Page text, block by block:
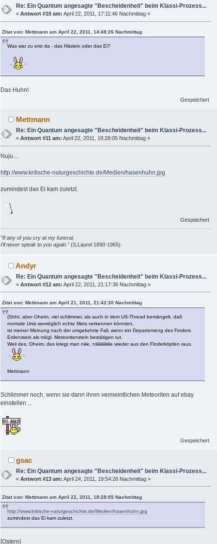
Re: Ein Quantum angesagte "Bescheidenheit" beim Klassi-Prozess...
«Antwort #10 am: April 22, 2011, 17:11:46 Nachmittag »
Zitat von: Mettmann am April 22, 2011, 14:48:26 Nachmittag
Was war zu erst da - das Häslein oder das Ei?
Das Huhn!
Gespeichert
Mettmann
Re: Ein Quantum angesagte "Bescheidenheit" beim Klassi-Prozess...
«Antwort #11 am: April 22, 2011, 18:28:05 Nachmittag »
Nuju....
http://www.kritische-naturgeschichte.de/Medien/hasenhuhn.jpg
zumindest das Ei kam zuletzt.
Gespeichert
"If any of you cry at my funeral,
I'll never speak to you again."(S.Laurel 1890-1965)
Andyr
Re: Ein Quantum angesagte "Bescheidenheit" beim Klassi-Prozess...
«Antwort #12 am: April 22, 2011, 21:17:36 Nachmittag »
Zitat von: Mettmann am April 21, 2011, 21:42:30 Nachmittag
(Shht, aber Oheim, viel schlimmer, als auch in dem US-Thread bemängelt, daß
normale Unis womöglich echte Mets verkennen könnten,
ist meiner Meinung nach der umgekehrte Fall, wenn ein Departemeng des Finders
Erdenstein als mögl. Meteoritenstein bestätigen tut.
Weil des, Oheim, des kriegt man niiie, niiiiiiiiiiiiiiie wieder aus den Finderköpfen raus.
Mettmann
Schlimmer noch, wenn sie dann ihren vermeintlichen Meteoriten auf ebay
einstellen ...
Gespeichert
gsac
Re: Ein Quantum angesagte "Bescheidenheit" beim Klassi-Prozess...
«Antwort #13 am: April 24, 2011, 19:54:26 Nachmittag »
Zitat von: Mettmann am April 22, 2011, 18:28:05 Nachmittag
http://www.kritische-naturgeschichte.de/Medien/hasenhuhn.jpg
zumindest das Ei kam zuletzt.
[Ostern]